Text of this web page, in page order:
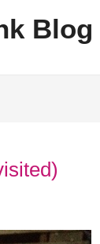
Blog